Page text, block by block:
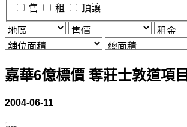
售 租 頂讓
嘉華6億標價 奪莊士敦道項目
2004-06-11